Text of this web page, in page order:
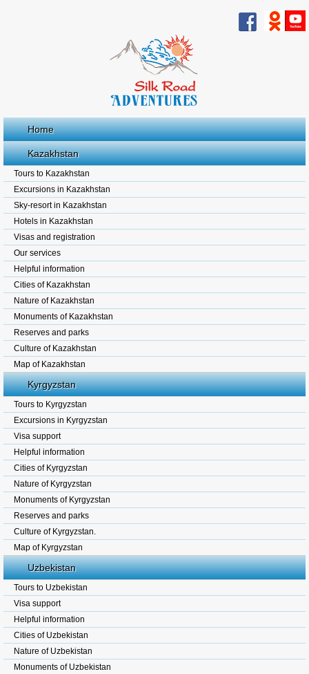
Home
Kazakhstan
Tours to Kazakhstan
Excursions in Kazakhstan
Sky-resort in Kazakhstan
Hotels in Kazakhstan
Visas and registration
Our services
Helpful information
Cities of Kazakhstan
Nature of Kazakhstan
Monuments of Kazakhstan
Reserves and parks
Culture of Kazakhstan
Map of Kazakhstan
Kyrgyzstan
Tours to Kyrgyzstan
Excursions in Kyrgyzstan
Visa support
Helpful information
Cities of Kyrgyzstan
Nature of Kyrgyzstan
Monuments of Kyrgyzstan
Reserves and parks
Culture of Kyrgyzstan.
Map of Kyrgyzstan
Uzbekistan
Tours to Uzbekistan
Visa support
Helpful information
Cities of Uzbekistan
Nature of Uzbekistan
Monuments of Uzbekistan